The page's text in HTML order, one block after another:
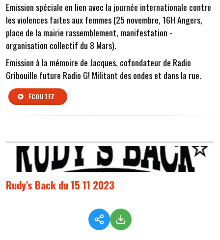
Emission spéciale en lien avec la journée internationale contre
les violences faites aux femmes (25 novembre, 16H Angers,
place de la mairie rassemblement, manifestation -
organisation collectif du 8 Mars).
Emission à la mémoire de Jacques, cofondateur de Radio
Gribouille future Radio G! Militant des ondes et dans la rue.
ÉCOUTEZ
Rudy's Back du 15 11 2023